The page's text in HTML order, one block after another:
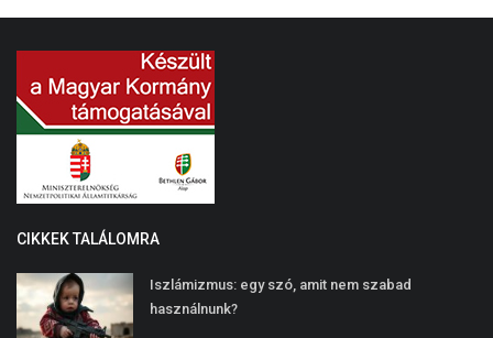
CIKKEK TALÁLOMRA
Iszlámizmus: egy szó, amit nem szabad
használnunk?